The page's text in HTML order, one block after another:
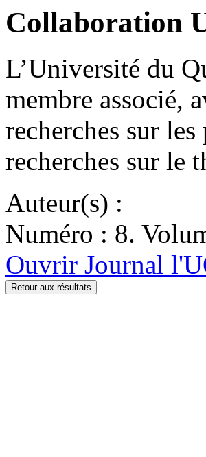
Collaboration
L’Université du
membre associé,
recherches sur
recherches sur le
Auteur(s) :
Numéro : 8.
Ouvrir Journal
Retour aux résultats